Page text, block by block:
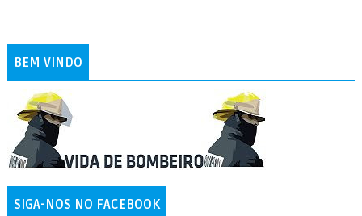
BEM VINDO
SIGA-NOS NO FACEBOOK